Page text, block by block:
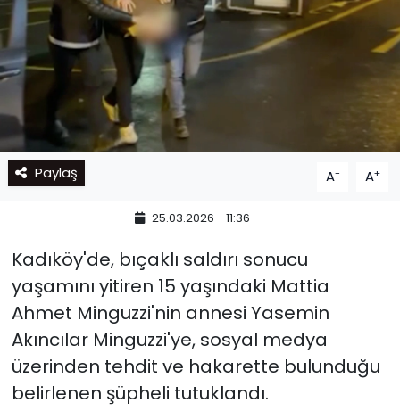
Paylaş A- A+
25.03.2026 - 11:36
Kadıköy'de, bıçaklı saldırı sonucu
yaşamını yitiren 15 yaşındaki Mattia
Ahmet Minguzzi'nin annesi Yasemin
Akıncılar Minguzzi'ye, sosyal medya
üzerinden tehdit ve hakarette bulunduğu
belirlenen şüpheli tutuklandı.